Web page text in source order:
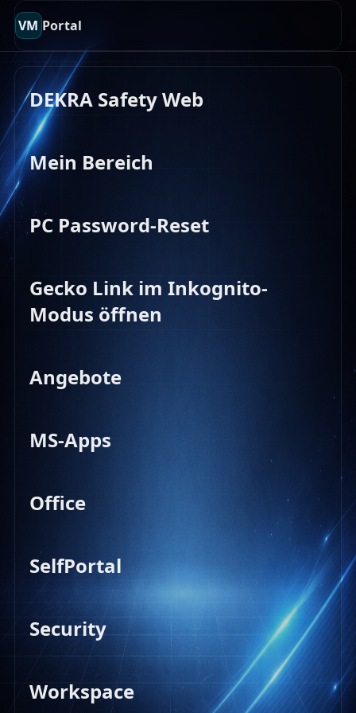
VM Portal
DEKRA Safety Web
Mein Bereich
PC Password-Reset
Gecko Link im Inkognito-
Modus öffnen
Angebote
MS-Apps
Office
SelfPortal
Security
Workspace